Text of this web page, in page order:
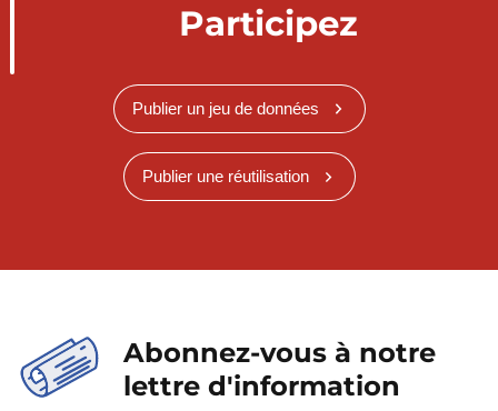
Participez
Publier un jeu de données
Publier une réutilisation
Abonnez-vous à notre
lettre d'information